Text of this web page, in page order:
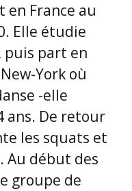
en France au
Elle étudie
puis part en
York où
-elle
ans. De retour
les squats et
Au début des
groupe de